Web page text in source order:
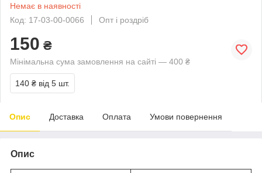
Немає в наявності
Код: 17-03-00-0066
Опт і роздріб
150 ₴
Мінімальна сума замовлення на сайті — 400 ₴
140 ₴ від 5 шт.
Опис Доставка Оплата Умови повернення
Опис